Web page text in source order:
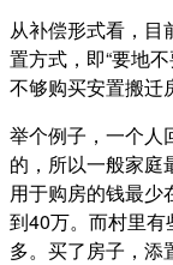
从补偿形式看，
置方式，即“要地
不够购买安置搬迁
举个例子，一个人
的，所以一般家庭
用于购房的钱最少
到40万。而村里
多。买了房子，添